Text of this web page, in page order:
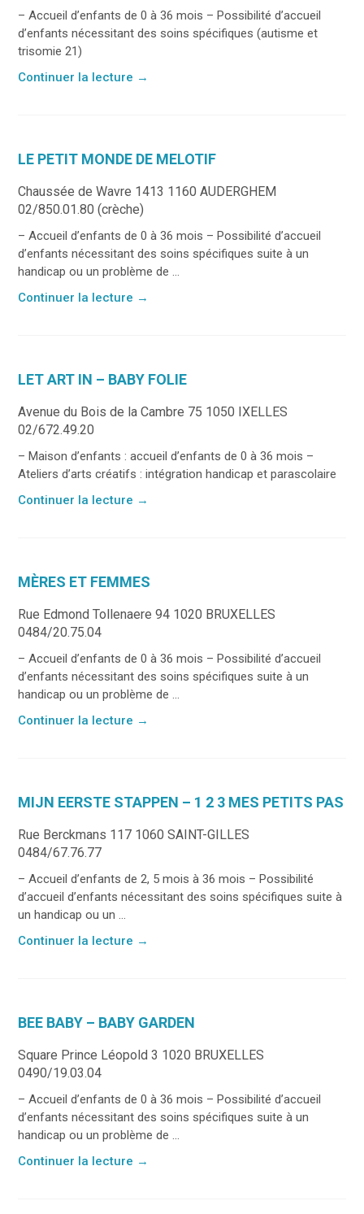
– Accueil d’enfants de 0 à 36 mois – Possibilité d’accueil
d’enfants nécessitant des soins spécifiques (autisme et
trisomie 21)
Continuer la lecture →
LE PETIT MONDE DE MELOTIF
Chaussée de Wavre 1413 1160 AUDERGHEM
02/850.01.80 (crèche)
– Accueil d’enfants de 0 à 36 mois – Possibilité d’accueil
d’enfants nécessitant des soins spécifiques suite à un
handicap ou un problème de ...
Continuer la lecture →
LET ART IN – BABY FOLIE
Avenue du Bois de la Cambre 75 1050 IXELLES
02/672.49.20
– Maison d’enfants : accueil d’enfants de 0 à 36 mois –
Ateliers d’arts créatifs : intégration handicap et parascolaire
Continuer la lecture →
MÈRES ET FEMMES
Rue Edmond Tollenaere 94 1020 BRUXELLES
0484/20.75.04
– Accueil d’enfants de 0 à 36 mois – Possibilité d’accueil
d’enfants nécessitant des soins spécifiques suite à un
handicap ou un problème de ...
Continuer la lecture →
MIJN EERSTE STAPPEN – 1 2 3 MES PETITS PAS
Rue Berckmans 117 1060 SAINT-GILLES
0484/67.76.77
– Accueil d’enfants de 2, 5 mois à 36 mois – Possibilité
d’accueil d’enfants nécessitant des soins spécifiques suite à
un handicap ou un ...
Continuer la lecture →
BEE BABY – BABY GARDEN
Square Prince Léopold 3 1020 BRUXELLES
0490/19.03.04
– Accueil d’enfants de 0 à 36 mois – Possibilité d’accueil
d’enfants nécessitant des soins spécifiques suite à un
handicap ou un problème de ...
Continuer la lecture →